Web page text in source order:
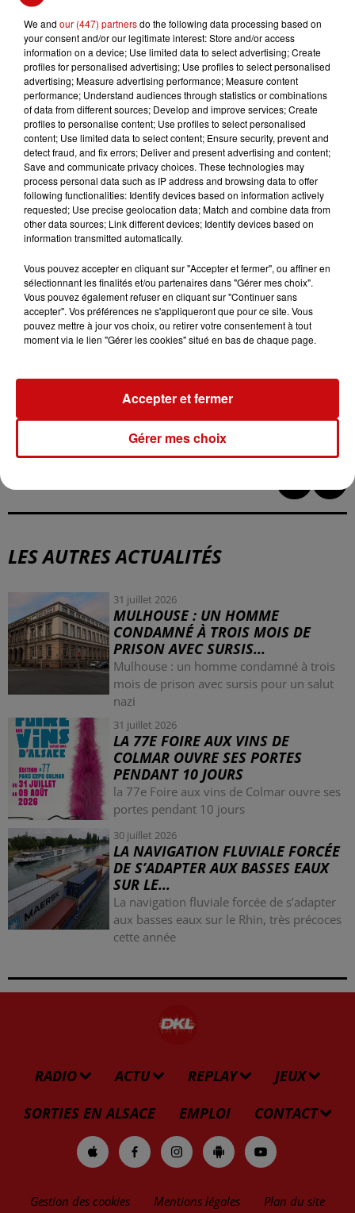
Du vendredi 11 juillet à 8h00 au mardi 15 juillet à 8h00,
l’achat, la vente, le transport et l’utilisation de feux
d’artifice et autres articles pyrotechniques sont
strictement interdits, à l’exception des cas suivants :
événements pyrotechniques autorisés et encadrés
par des professionnels ou des collectivités locales,
feux d’artifice tirés à l’initiative de personnes
publiques ou d’organisateurs ayant déclaré leur
événement en préfecture.
Jusqu’au 4 août 2025, toute manifestation de type rave-
party, free-party ou teknival est prohibée sur l’ensemble
du territoire départemental. Le transport et l’installation
de matériel lié à ces événements sont également
interdits.
Le préfet appelle chacun à faire preuve de responsabilité
et de civisme pour que les célébrations du 14 juillet
puissent se dérouler dans des conditions sereines et
Les arrêtés préfectoraux détaillant l’ensemble de ces
mesures sont disponibles sur le site officiel des services
de l’État dans le Haut-Rhin.
LES AUTRES ACTUALITÉS
31 juillet 2026
MULHOUSE : UN HOMME
CONDAMNÉ À TROIS MOIS DE
PRISON AVEC SURSIS...
Mulhouse : un homme condamné à trois
mois de prison avec sursis pour un salut
nazi
31 juillet 2026
LA 77E FOIRE AUX VINS DE
COLMAR OUVRE SES PORTES
PENDANT 10 JOURS
la 77e Foire aux vins de Colmar ouvre ses
portes pendant 10 jours
30 juillet 2026
LA NAVIGATION FLUVIALE FORCÉE
DE S’ADAPTER AUX BASSES EAUX
SUR LE...
La navigation fluviale forcée de s’adapter
aux basses eaux sur le Rhin, très précoces
cette année
RADIO ACTU REPLAY
JEUX
SORTIES EN ALSACE
EMPLOI CONTACT
Gestion des cookies Mentions légales Plan du site
We and our (447) partnersdo the following data processing based on
your consent and/or our legitimate interest: Store and/or access
information on a device; Use limited data to select advertising; Create
profiles for personalised advertising; Use profiles to select personalised
advertising; Measure advertising performance; Measure content
performance; Understand audiences through statistics or combinations
of data from different sources; Develop and improve services; Create
profiles to personalise content; Use profiles to select personalised
content; Use limited data to select content; Ensure security, prevent and
detect fraud, and fix errors; Deliver and present advertising and content;
Save and communicate privacy choices. These technologies may
process personal data such as IP address and browsing data to offer
following functionalities: Identify devices based on information actively
requested; Use precise geolocation data; Match and combine data from
other data sources; Link different devices; Identify devices based on
information transmitted automatically.
Vous pouvez accepter en cliquant sur "Accepter et fermer", ou affiner en
sélectionnant les finalités et/ou partenaires dans "Gérer mes choix".
Vous pouvez également refuser en cliquant sur "Continuer sans
accepter". Vos préférences ne s'appliqueront que pour ce site. Vous
pouvez mettre à jour vos choix, ou retirer votre consentement à tout
moment via le lien "Gérer les cookies" situé en bas de chaque page.
Gérer mes choix
Accepter et fermer